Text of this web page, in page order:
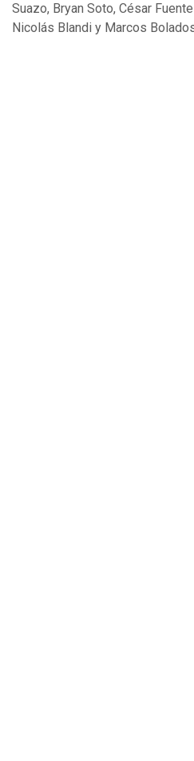
Suazo, Bryan Soto, César
Nicolás Blandi y Marcos